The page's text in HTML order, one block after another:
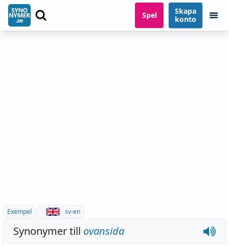
Spel
Skapa
konto
Exempel sv-en
Synonymer till ovansida